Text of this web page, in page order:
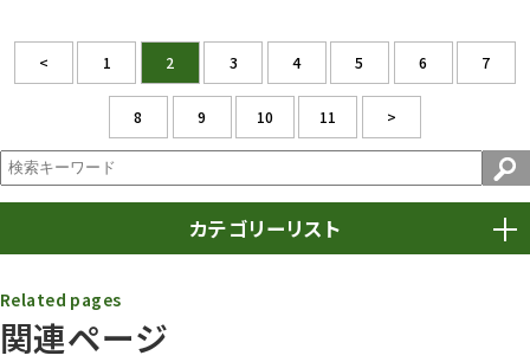
< 1 2 3 4 5 6 7
8 9 10 11 >
カテゴリーリスト
動物園
関連ページ
Related pages